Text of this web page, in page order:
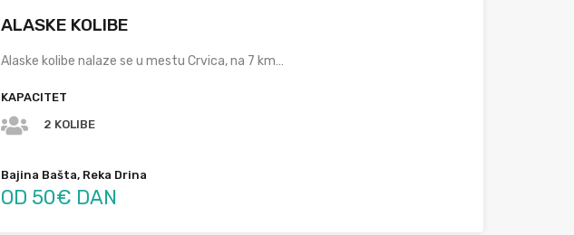
ALASKE KOLIBE
Alaske kolibe nalaze se u mestu Crvica, na 7 km…
KAPACITET
2 KOLIBE
Bajina Bašta, Reka Drina
OD 50€ DAN